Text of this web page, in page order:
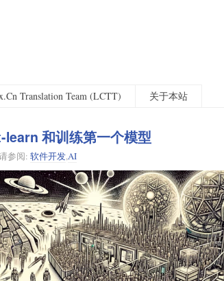
Translation Team (LCTT) 关于本站
和训练第一个模型
参阅: 软件开发,AI